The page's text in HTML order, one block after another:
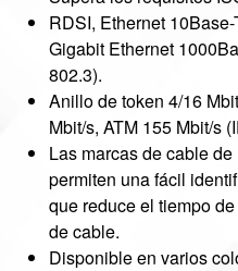
RDSI, Ethernet
Gigabit Ethernet
802.3).
Anillo de token 4/16
Mbit/s, ATM 155 Mbit/s
Las marcas de cable
permiten una fácil
que reduce el tiempo
de cable.
Disponible en varios